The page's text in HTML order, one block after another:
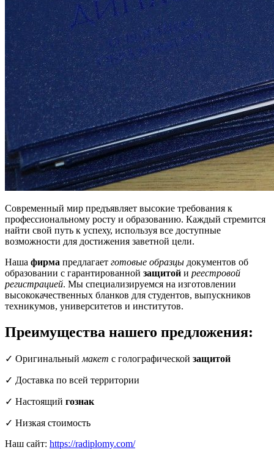
Современный мир предъявляет высокие требования к
профессиональному росту и образованию. Каждый стремится
найти свой путь к успеху, используя все доступные
возможности для достижения заветной цели.
Наша фирма предлагает готовые образцы документов об
образовании с гарантированной защитой и реестровой
регистрацией. Мы специализируемся на изготовлении
высококачественных бланков для студентов, выпускников
техникумов, университетов и институтов.
Преимущества нашего предложения:
✓ Оригинальный макет с голографической защитой
✓ Доставка по всей территории
✓ Настоящий гознак
✓ Низкая стоимость
Наш сайт: https://radiplomy.com/